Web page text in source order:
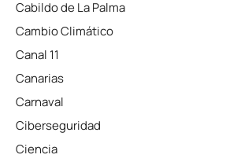
Cabildo de La Palma
Cambio Climático
Canal 11
Canarias
Carnaval
Ciberseguridad
Ciencia